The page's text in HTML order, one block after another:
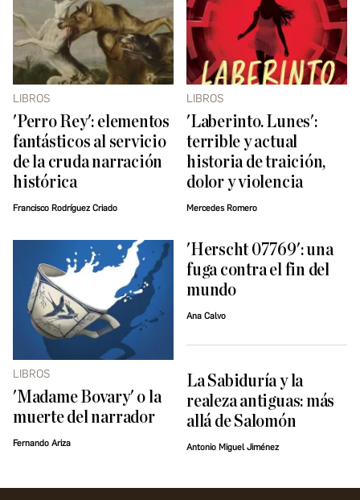
LIBROS
'Perro Rey': elementos
fantásticos al servicio
de la cruda narración
histórica
Francisco Rodríguez Criado
LIBROS
'Laberinto. Lunes':
terrible y actual
historia de traición,
dolor y violencia
Mercedes Romero
LIBROS
'Madame Bovary' o la
muerte del narrador
Fernando Ariza
'Herscht 07769': una
fuga contra el fin del
mundo
Ana Calvo
La Sabiduría y la
realeza antiguas: más
allá de Salomón
Antonio Miguel Jiménez